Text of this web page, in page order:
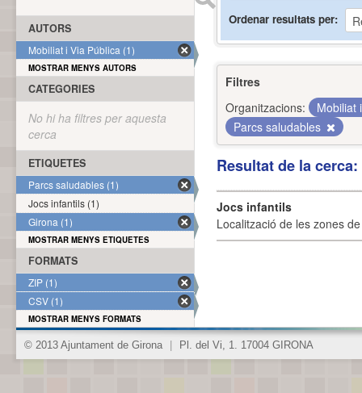
Ordenar resultats per
Filtres
Organitzacions:
Mobiliat
Parcs saludables
Resultat de la
Jocs infantils
Localització de les zones
AUTORS
Mobiliat i Via Pública (1)
MOSTRAR MENYS AUTORS
CATEGORIES
No hi ha filtres per aquesta
cerca
ETIQUETES
Parcs saludables (1)
Jocs infantils (1)
Girona (1)
MOSTRAR MENYS ETIQUETES
FORMATS
ZIP (1)
CSV (1)
MOSTRAR MENYS FORMATS
© 2013 Ajuntament de Girona Pl. del Vi, 1. 17004 GIRONA